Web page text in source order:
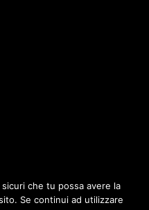
che tu possa avere la
Se continui ad utilizzare